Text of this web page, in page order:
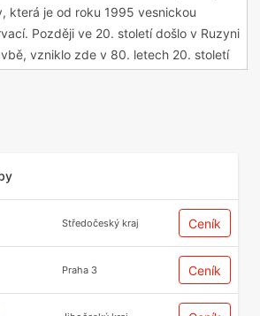
která je od roku 1995 vesnickou
Později ve 20. století došlo v Ruzyni
vzniklo zde v 80. letech 20. století
nachází bojiště na Bílé Hoře, kde byla
bitva, v níž proti sobě stála česká
a armády katolické náležející císaři Svaté
II. Štýrskému a německé Katolické
bylo jasno. Čeští stavové utrpěli
už v Čechách nastoupila tvrdá
Středočeský kraj Ceník
Praha 3 Ceník